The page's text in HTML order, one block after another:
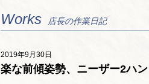
Works 店長の作業日記
2019年9月30日
楽な前傾姿勢、ニーザー2ハ